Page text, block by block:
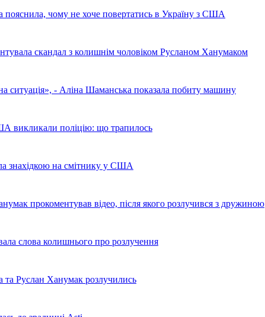
пояснила, чому не хоче повертатись в Україну з США
скандал з колишнім чоловіком Русланом Ханумаком
ситуація», - Аліна Шаманська показала побиту машину
викликали поліцію: що трапилось
знахідкою на смітнику у США
прокоментував відео, після якого розлучився з дружиною
слова колишнього про розлучення
та Руслан Ханумак розлучились